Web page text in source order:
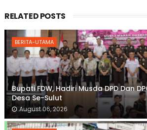
RELATED POSTS
BERITA-UTAMA
Bupati FDW, Hadiri Musda DPD Dan
Desa Se-Sulut
August 06, 2026